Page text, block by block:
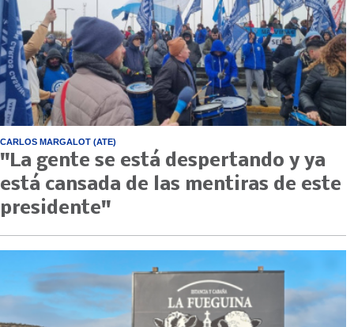
CARLOS MARGALOT (ATE)
"La gente se está despertando y ya
está cansada de las mentiras de este
presidente"